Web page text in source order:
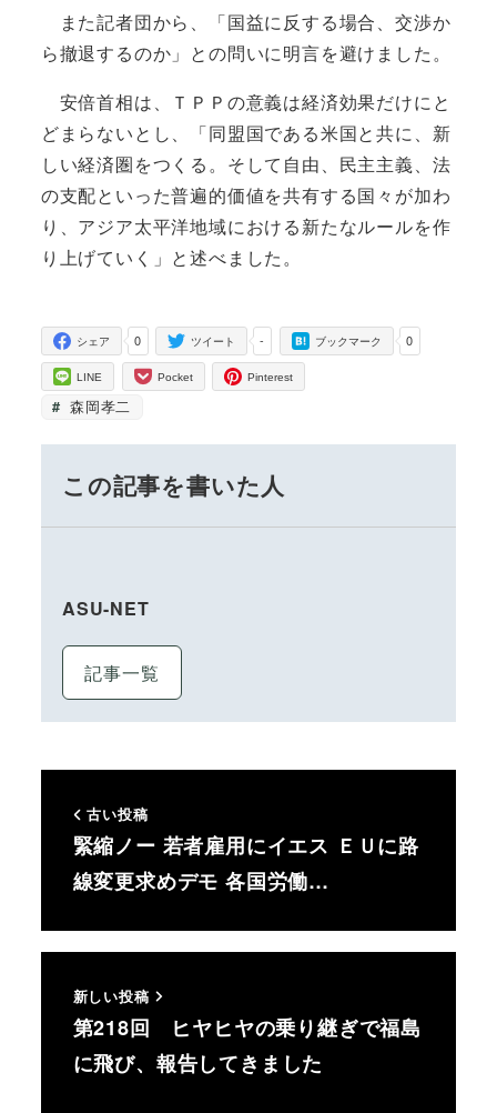
また記者団から、「国益に反する場合、交渉か
ら撤退するのか」との問いに明言を避けました。
安倍首相は、ＴＰＰの意義は経済効果だけにと
どまらないとし、「同盟国である米国と共に、新
しい経済圏をつくる。そして自由、民主主義、法
の支配といった普遍的価値を共有する国々が加わ
り、アジア太平洋地域における新たなルールを作
り上げていく」と述べました。
0
シェア -
ツイート 0
ブックマーク
LINE Pocket Pinterest
森岡孝二
この記事を書いた人
ASU-NET
記事一覧
古い投稿
緊縮ノー 若者雇用にイエス ＥＵに路
線変更求めデモ 各国労働…
新しい投稿
第218回 ヒヤヒヤの乗り継ぎで福島
に飛び、報告してきました